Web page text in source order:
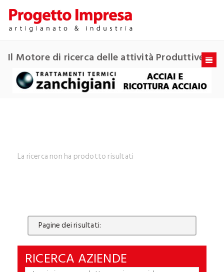
Il Motore di ricerca delle attività Produttive
La ricerca non ha prodotto risultati
Pagine dei risultati:
RICERCA AZIENDE